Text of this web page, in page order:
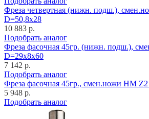
Фреза четвертная (нижн. подш.),
D=50,8x28
10 883 р.
Подобрать аналог
Фреза фасочная 45гр. (нижн. подш.),
D=29x8x60
7 142 р.
Подобрать аналог
Фреза фасочная 45гр., смен.ножи HM
5 948 р.
Подобрать аналог